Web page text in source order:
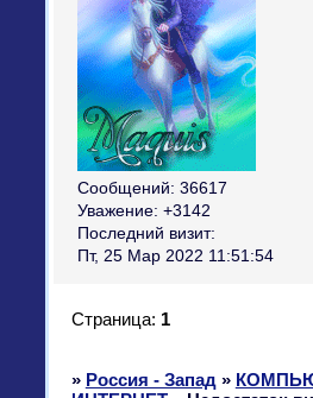
Сообщений: 36617
Уважение: +3142
Последний визит:
Пт, 25 Мар 2022 11:51:54
Страница: 1
» Россия - Запад »